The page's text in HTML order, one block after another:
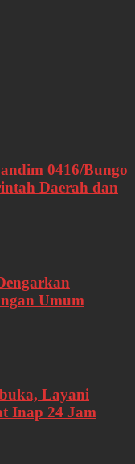
0416/Bungo
Daerah dan
Umum
Layani
Inap 24 Jam